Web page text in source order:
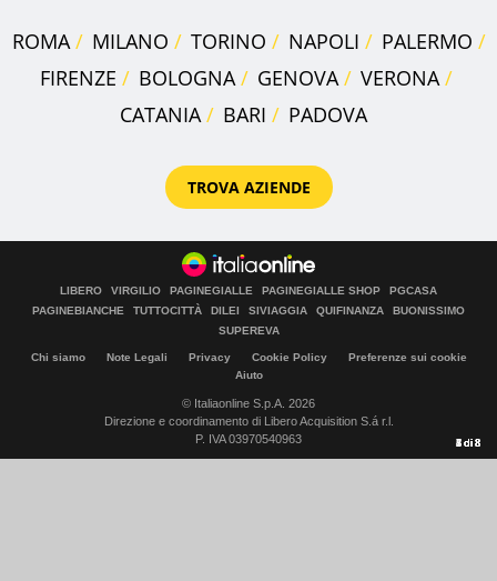
1di8
2di8
3di8
4di8
5di8
6di8
7di8
8di8
ROMA MILANO TORINO NAPOLI
PALERMO
FIRENZE
BOLOGNA GENOVA
VERONA
CATANIA
BARI PADOVA
TROVA AZIENDE
LIBERO VIRGILIO PAGINEGIALLE PAGINEGIALLE SHOP
PGCASA
PAGINEBIANCHE
TUTTOCITTÀ DILEI SIVIAGGIA QUIFINANZA
BUONISSIMO
SUPEREVA
Chi siamo Note Legali Privacy Cookie Policy
Preferenze sui cookie
Aiuto
© Italiaonline S.p.A. 2026
Direzione e coordinamento di Libero Acquisition S.á r.l.
P. IVA 03970540963